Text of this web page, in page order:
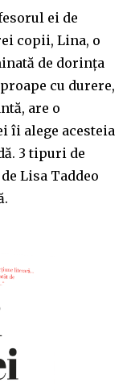
ei de
copii, Lina, o
de dorința
cu durere,
are o
îi alege acesteia
3 tipuri de
Lisa Taddeo